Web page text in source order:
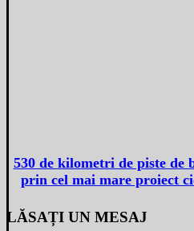
530 de kilometri de piste de
prin cel mai mare proiect
LĂSAȚI UN MESAJ